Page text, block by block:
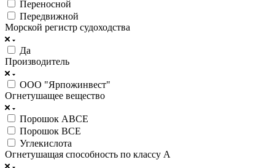
Переносной
Передвижной
Морской регистр судоходства
Да
Производитель
ООО "Ярпожинвест"
Огнетушащее вещество
Порошок АВСЕ
Порошок ВСЕ
Углекислота
Огнетушащая способность по классу А